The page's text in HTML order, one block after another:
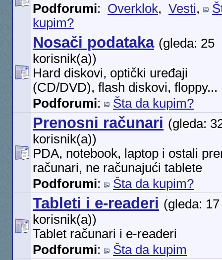
Podforumi: Overklok, Vesti,
kupim?
Nosači podataka (gleda: 25
korisnik(a))
Hard diskovi, optički uređaji
(CD/DVD), flash diskovi, floppy...
Podforumi: Šta da kupim?
Prenosni računari (gleda:
korisnik(a))
PDA, notebook, laptop i ostali
računari, ne računajući tablete
Podforumi: Šta da kupim?
Tableti i e-readeri (gleda: 17
korisnik(a))
Tablet računari i e-readeri
Podforumi: Šta da kupim